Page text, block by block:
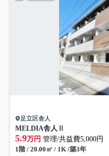
足立区舎人
MELDIA舎人Ⅱ
5.9万円 管理/共益費5,000円
1階 / 20.00㎡ / 1K /築3年